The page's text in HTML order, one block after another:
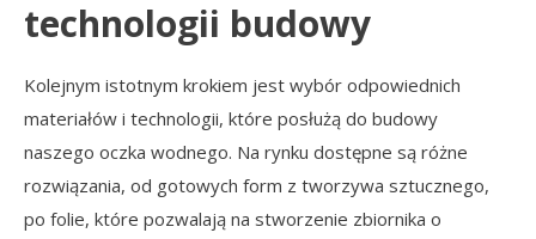
technologii budowy
Kolejnym istotnym krokiem jest wybór odpowiednich
materiałów i technologii, które posłużą do budowy
naszego oczka wodnego. Na rynku dostępne są różne
rozwiązania, od gotowych form z tworzywa sztucznego,
po folie, które pozwalają na stworzenie zbiornika o